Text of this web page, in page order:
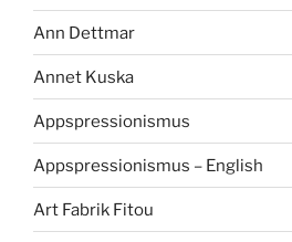
Ann Dettmar
Annet Kuska
Appspressionismus
Appspressionismus – English
Art Fabrik Fitou